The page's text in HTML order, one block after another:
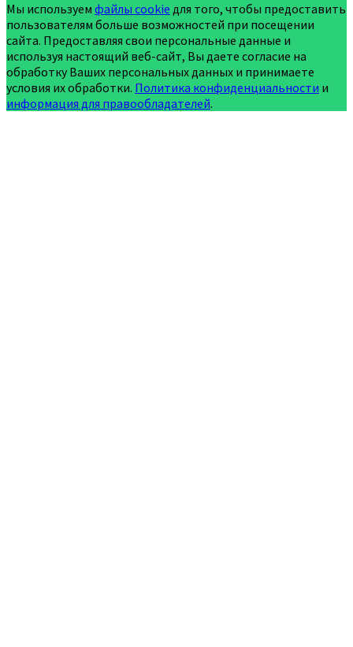
Мы используем файлы cookie для того, чтобы предоставить
пользователям больше возможностей при посещении
сайта. Предоставляя свои персональные данные и
используя настоящий веб-сайт, Вы даете согласие на
обработку Ваших персональных данных и принимаете
условия их обработки. Политика конфиденциальности и
информация для правообладателей.